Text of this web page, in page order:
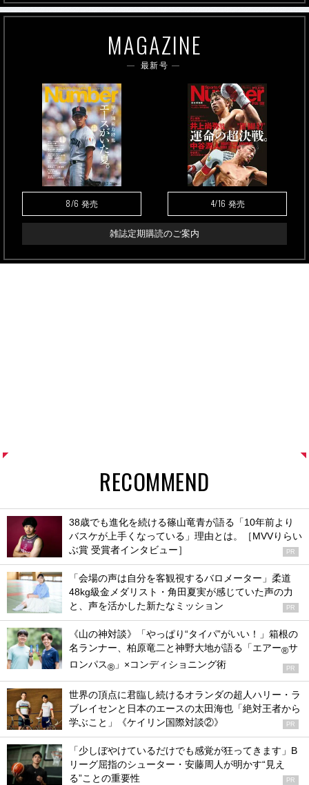
MAGAZINE
最新号
8/6 発売 4/16 発売
雑誌定期購読のご案内
RECOMMEND
38歳でも進化を続ける篠山竜青が語る「10年前より
バスケが上手くなっている」理由とは。［MVVりらい
ぶ賞 受賞者インタビュー］
PR
「会場の声は自分を客観視するバロメーター」柔道
48kg級金メダリスト・角田夏実が感じていた声の力
と、声を活かした新たなミッション
PR
《山の神対談》「やっぱり“タイパ”がいい！」箱根の
名ランナー、柏原竜二と神野大地が語る「エアー®サ
ロンパス® 」×コンディショニング術 PR
世界の頂点に君臨し続けるオランダの超人ハリー・ラ
ブレイセンと日本のエースの太田海也「絶対王者から
学ぶこと」《ケイリン国際対談②》
PR
「少しぼやけているだけでも感覚が狂ってきます」B
リーグ屈指のシューター・安藤周人が明かす“見え
る”ことの重要性
PR